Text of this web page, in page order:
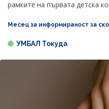
рамките на първата детска
Месец за информираност за
УМБАЛ Токуда